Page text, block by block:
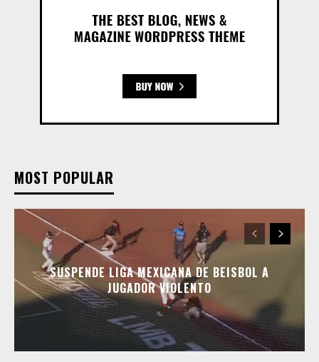
MOST POPULAR
SUSPENDE LIGA MEXICANA DE BEISBOL A
JUGADOR VIOLENTO